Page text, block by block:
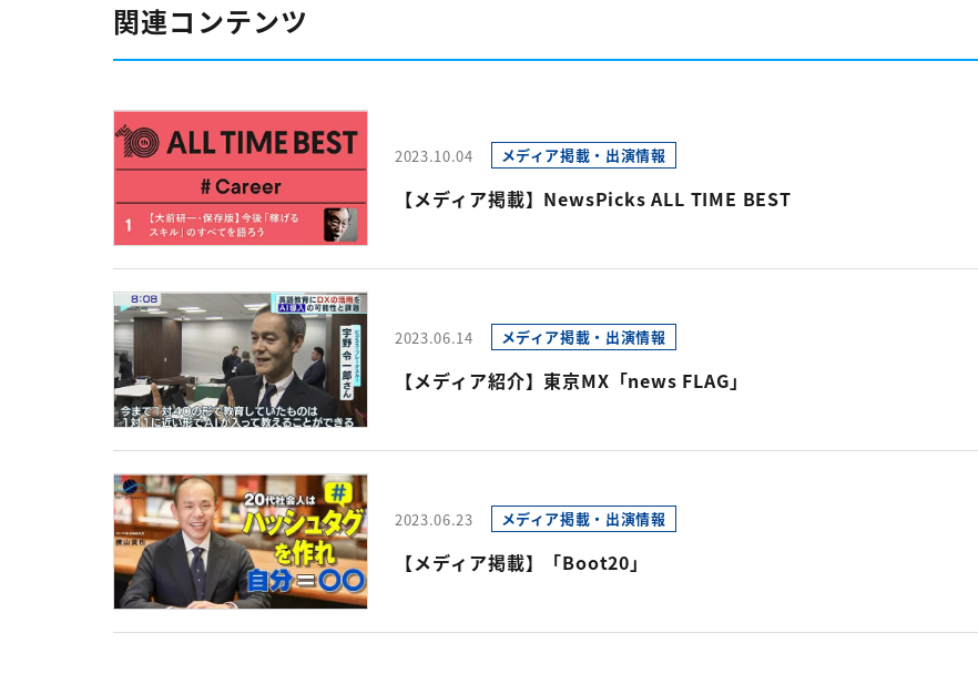
関連コンテンツ
2023.10.04 メディア掲載・出演情報
【メディア掲載】NewsPicks ALL TIME BEST
2023.06.14 メディア掲載・出演情報
【メディア紹介】東京MX「news FLAG」
2023.06.23 メディア掲載・出演情報
【メディア掲載】「Boot20」